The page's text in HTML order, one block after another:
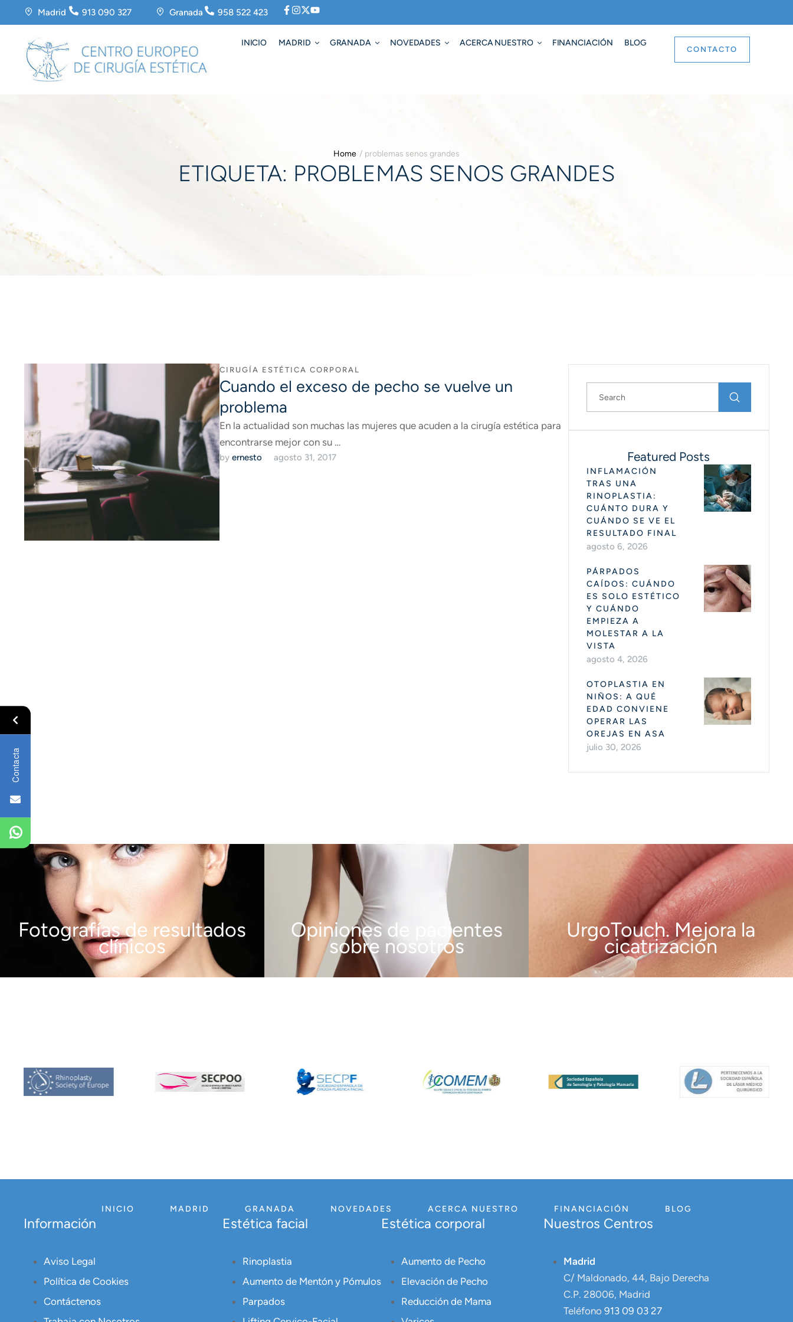
Madrid 913 090 327 Granada 958 522 423
INICIO MADRID GRANADA NOVEDADES ACERCA NUESTRO FINANCIACIÓN BLOG
CONTACTO
Home / problemas senos grandes
ETIQUETA: PROBLEMAS SENOS GRANDES
CIRUGÍA ESTÉTICA CORPORAL
Cuando el exceso de pecho se vuelve un
problema
En la actualidad son muchas las mujeres que acuden a la cirugía estética para
encontrarse mejor con su …
by ernesto agosto 31, 2017 Featured Posts
INFLAMACIÓN
TRAS UNA
RINOPLASTIA:
CUÁNTO DURA Y
CUÁNDO SE VE EL
RESULTADO FINAL
agosto 6, 2026
PÁRPADOS
CAÍDOS: CUÁNDO
ES SOLO ESTÉTICO
Y CUÁNDO
EMPIEZA A
MOLESTAR A LA
VISTA
agosto 4, 2026
OTOPLASTIA EN
NIÑOS: A QUÉ
EDAD CONVIENE
OPERAR LAS
OREJAS EN ASA
julio 30, 2026
Contacta
Fotografías de resultados
clínicos
VER MÁS
Opiniones de pacientes
sobre nosotros
VER MÁS
UrgoTouch. Mejora la
cicatrización
INICIO MADRID GRANADA NOVEDADES ACERCA NUESTRO FINANCIACIÓN BLOG
Información
Aviso Legal
Política de Cookies
Contáctenos
Estética facial
Rinoplastia
Aumento de Mentón y Pómulos
Parpados
Estética corporal
Aumento de Pecho
Elevación de Pecho
Reducción de Mama
Nuestros Centros
Madrid
C/ Maldonado, 44, Bajo Derecha
C.P. 28006, Madrid
Teléfono 913 09 03 27